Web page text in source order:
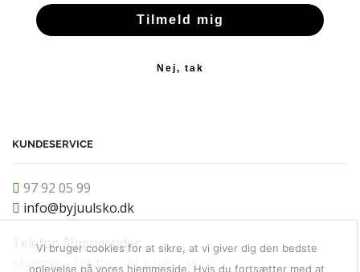
Tilmeld mig
Nej, tak
KUNDESERVICE
97 92 05 99
info@byjuulsko.dk
Telefon åbningstider:
Mandag - Fredag kl 10.00 - 16.00
Vi bruger cookies for at sikre, at vi giver dig den bedste
oplevelse på vores hjemmeside. Hvis du fortsætter med at